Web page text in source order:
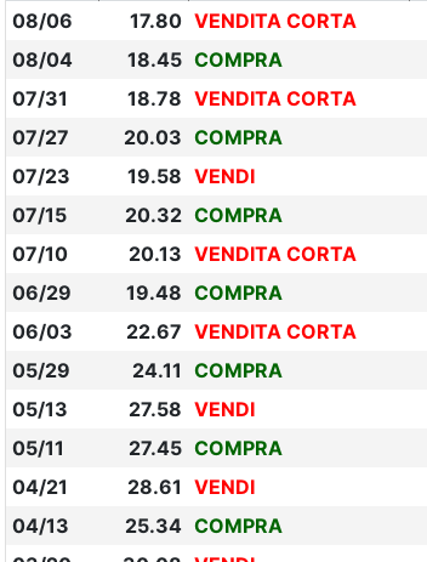
08/06 17.80 VENDITA CORTA
08/04
18.45 COMPRA
07/31
18.78 VENDITA CORTA
07/27
20.03 COMPRA
07/23
19.58 VENDI
07/15
20.32 COMPRA
07/10
20.13 VENDITA CORTA
06/29
19.48 COMPRA
06/03
22.67 VENDITA CORTA
05/29
24.11 COMPRA
05/13
27.58 VENDI
05/11
27.45 COMPRA
04/21
28.61 VENDI
04/13
25.34 COMPRA